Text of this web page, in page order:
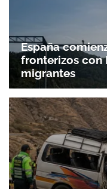
España
fronterizos con
migrantes